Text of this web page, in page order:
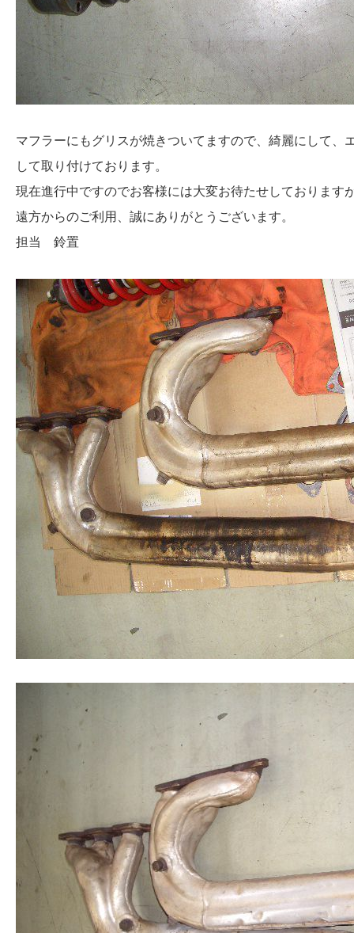
マフラーにもグリスが焼きついてますので、綺麗にして
して取り付けております。
現在進行中ですのでお客様には大変お待たせしております
遠方からのご利用、誠にありがとうございます。
担当 鈴置